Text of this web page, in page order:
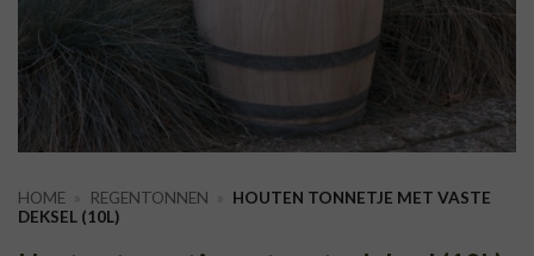
HOME » REGENTONNEN » HOUTEN TONNETJE MET VASTE
DEKSEL (10L)